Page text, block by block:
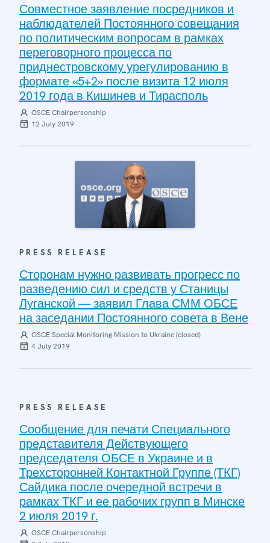
Совместное заявление посредников и
наблюдателей Постоянного совещания
по политическим вопросам в рамках
переговорного процесса по
приднестровскому урегулированию в
формате «5+2» после визита 12 июля
2019 года в Кишинев и Тирасполь
OSCE Chairpersonship
12 July 2019
PRESS RELEASE
Сторонам нужно развивать прогресс по
разведению сил и средств у Станицы
Луганской — заявил Глава СММ ОБСЕ
на заседании Постоянного совета в Вене
OSCE Special Monitoring Mission to Ukraine (closed)
4 July 2019
PRESS RELEASE
Сообщение для печати Специального
представителя Действующего
председателя ОБСЕ в Украине и в
Трехсторонней Контактной Группе (ТКГ)
Сайдика после очередной встречи в
рамках ТКГ и ее рабочих групп в Минске
2 июля 2019 г.
OSCE Chairpersonship